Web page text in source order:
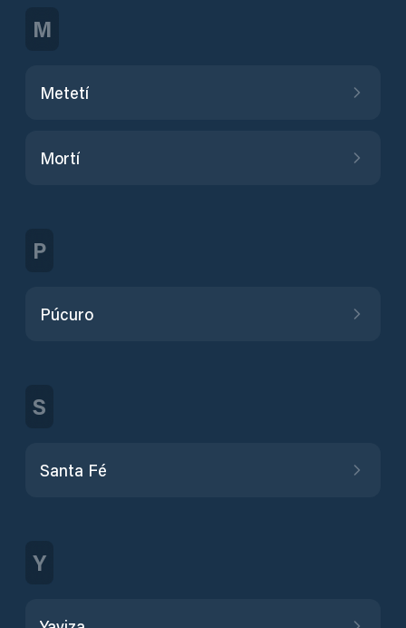
M
Metetí
Mortí
P
Púcuro
S
Santa Fé
Y